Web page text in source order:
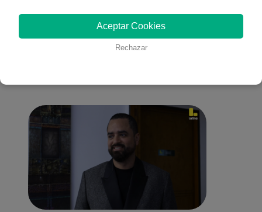
También te puede
Aceptar Cookies
Rechazar